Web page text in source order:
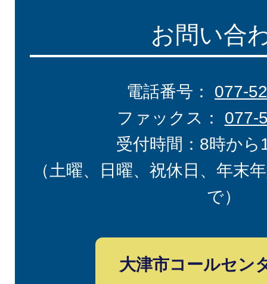
お問い合
電話番号： 077-
ファックス： 077-
受付時間：8時から
（土曜、日曜、祝休日、年末
で）
大津市コールセン